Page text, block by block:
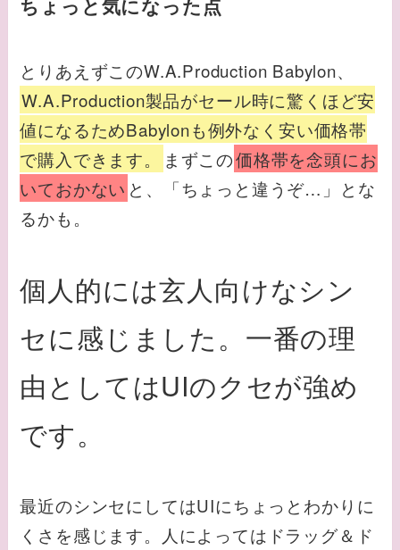
ちょっと気になった点
とりあえずこのW.A.Production Babylon、
W.A.Production製品がセール時に驚くほど安
値になるためBabylonも例外なく安い価格帯
で購入できます。
まずこの価格帯を念頭にお
いておかない と、「ちょっと違うぞ…」とな
るかも。
個人的には玄人向けなシン
セに感じました。一番の理
由としてはUIのクセが強め
です。
最近のシンセにしてはUIにちょっとわかりに
くさを感じます。人によってはドラッグ＆ド